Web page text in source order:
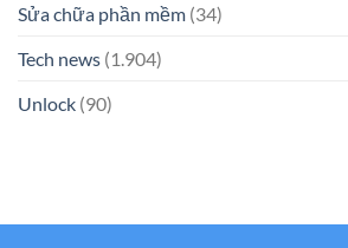
Sửa chữa phần mềm (34)
Tech news (1.904)
Unlock (90)